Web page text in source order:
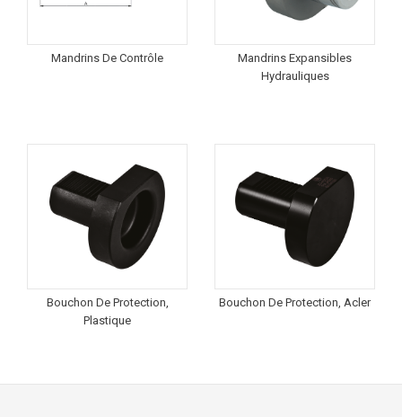
Mandrins De Contrôle
Mandrins Expansibles
Hydrauliques
Bouchon De Protection,
Plastique
Bouchon De Protection, Acler